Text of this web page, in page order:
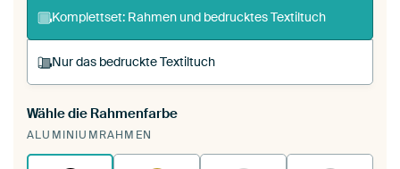
Komplettset: Rahmen und bedrucktes Textiltuch
Nur das bedruckte Textiltuch
Du spannst einen wechselbaren Textiltuch in
deinen vorhandenen ArtFrame™.
funktioniert es.
Wähle die Rahmenfarbe
ALUMINIUMRAHMEN